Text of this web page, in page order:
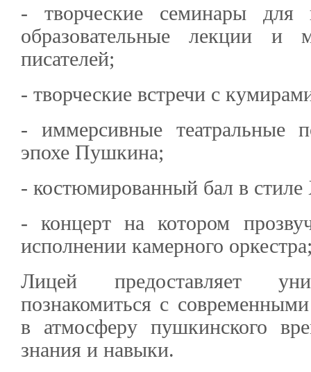
- творческие семинары
образовательные лекции и
писателей;
- творческие встречи с
- иммерсивные театральные
эпохе Пушкина;
- костюмированный бал в
- концерт на котором
исполнении камерного
Лицей предоставляет
познакомиться с
в атмосферу пушкинского
знания и навыки.